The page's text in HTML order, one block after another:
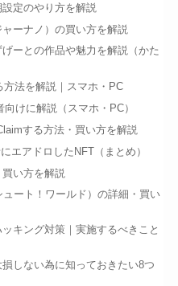
定のやり方を解説
ーナノ）の買い方を解説
ーとの作品や魅力を解説（かた
法を解説｜スマホ・PC
けに解説（スマホ・PC）
する方法・買い方を解説
エアドロしたNFT（まとめ）
い方を解説
ート！ワールド）の詳細・買い
キング対策｜実施するべきこと
しない為に知っておきたい8つ